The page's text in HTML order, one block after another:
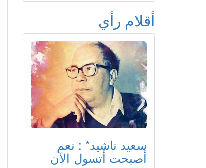
أقلام رأي
سعيد ناشيد* : نعم
أصبحت أتسول الآن